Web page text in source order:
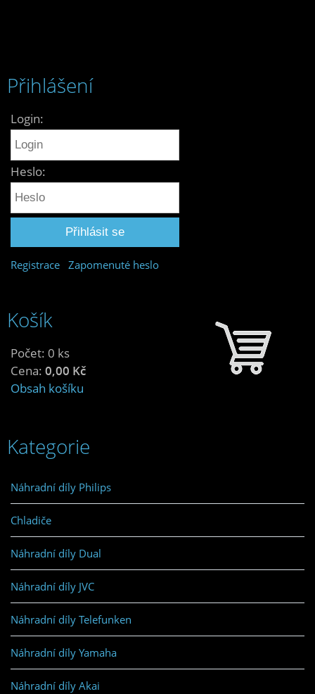
Přihlášení
Login:
Heslo:
Registrace Zapomenuté heslo
Košík
Počet: 0 ks
Cena: 0,00 Kč
Obsah košíku
Kategorie
Náhradní díly Philips
Chladiče
Náhradní díly Dual
Náhradní díly JVC
Náhradní díly Telefunken
Náhradní díly Yamaha
Náhradní díly Akai